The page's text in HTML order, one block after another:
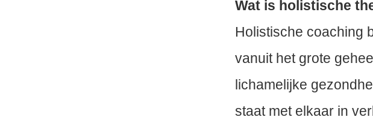
Wat is holistische
Holistische coaching
vanuit het grote
lichamelijke
staat met elkaar in